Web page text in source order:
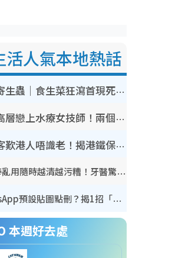
活人氣本地熱話
奪命寄生蟲｜食生菜狂瀉首現死者！疫潮惡化錄1.8萬宗病例 揭洗菜3大謬誤
銀行高層戀上水療女技師！兩個月借128萬驚覺「沉船」沉落火海 揭背後疑似邪教操控賣淫
內地客歎港人唔識老！揭港鐵保鮮級冷氣 港人求放過：咪投訴
牙線棒亂用隨時越清越污糟！牙醫驚揭盲目過戶細菌恐致蛀牙：呢種先係日常真保養
WhatsApp預設貼圖點刪？揭1招「反向操作」還原簡潔介面 附3步實測教學
本週好去處